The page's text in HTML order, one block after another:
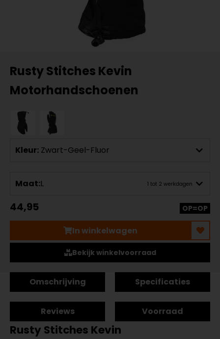
Rusty Stitches Kevin
Motorhandschoenen
Kleur: Zwart-Geel-Fluor
Maat:L 1 tot 2 werkdagen
44,95 OP=OP
In winkelwagen
Bekijk winkelvoorraad
Omschrijving Specificaties
Reviews Voorraad
Rusty Stitches Kevin